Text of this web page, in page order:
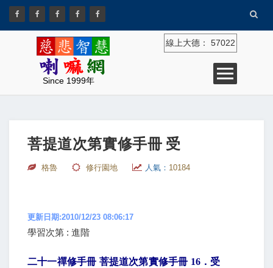
Since 1999年
線上大德： 57022
菩提道次第實修手冊 受
格魯 修行園地 人氣： 10184
更新日期:2010/12/23 08:06:17
學習次第 : 進階
二十一禪修手冊 菩提道次第實修手冊 16 ．受